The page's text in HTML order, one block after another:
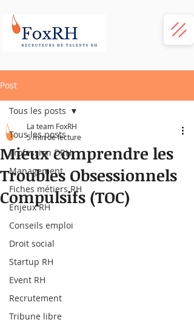
Post
Tous les posts
Profession DRH
Management
Fiches métiers RH
Enjeux RH
Conseils emploi
Droit social
Startup RH
Event RH
Recrutement
Tribune libre
Tous les posts
Mieux comprendre les
Troubles Obsessionnels
Compulsifs (TOC)
La team FoxRH
5 min de lecture